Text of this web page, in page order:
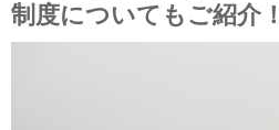
制度についてもご紹介！